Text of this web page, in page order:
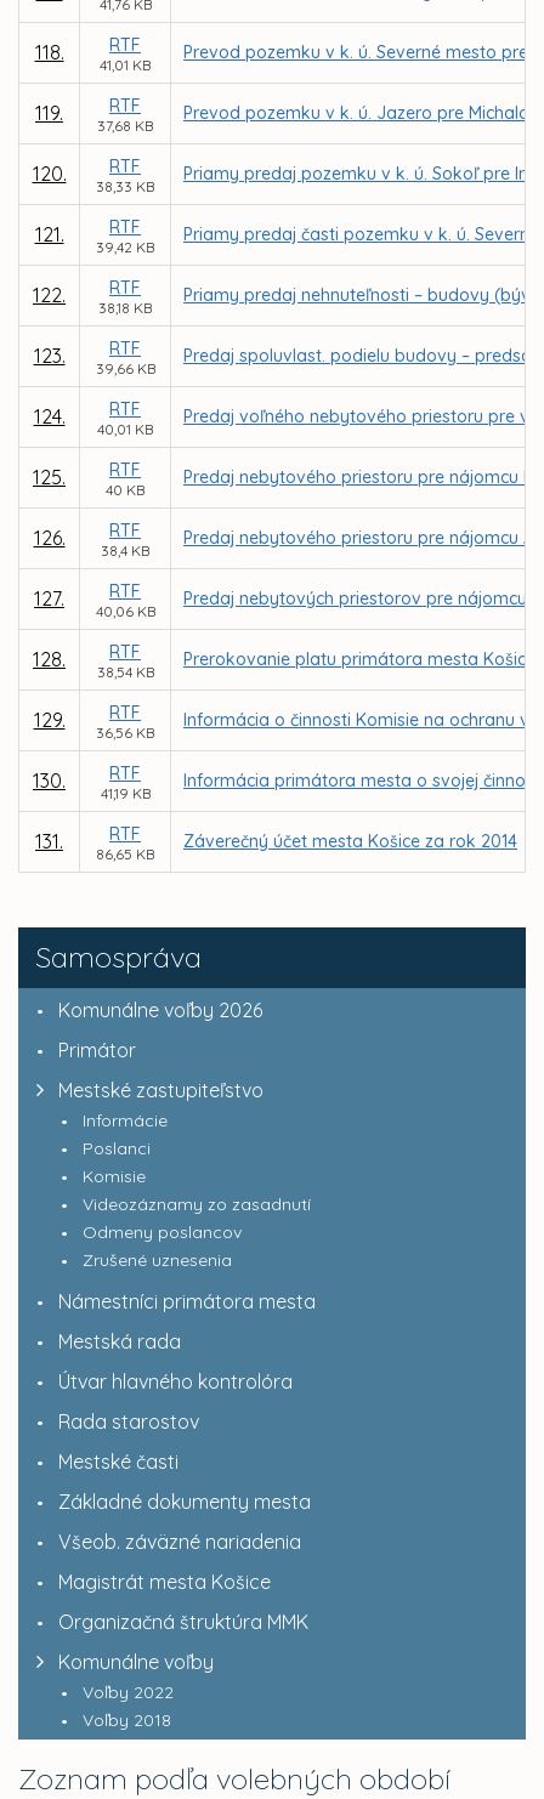
Samospráva
Komunálne voľby 2026
Primátor
Mestské zastupiteľstvo
Informácie
Poslanci
Komisie
Videozáznamy zo zasadnutí
Odmeny poslancov
Zrušené uznesenia
Námestníci primátora mesta
Mestská rada
Útvar hlavného kontrolóra
Rada starostov
Mestské časti
Základné dokumenty mesta
Všeob. záväzné nariadenia
Magistrát mesta Košice
Organizačná štruktúra MMK
Komunálne voľby
Voľby 2022
Voľby 2018
Zoznam podľa volebných období
41,76 KB
118. RTF
41,01 KB
Prevod pozemku v k. ú. Severné mesto pre
119. RTF
37,68 KB
Prevod pozemku v k. ú. Jazero pre Michala
120. RTF
38,33 KB
Priamy predaj pozemku v k. ú. Sokoľ pre
121. RTF
39,42 KB
Priamy predaj časti pozemku v k. ú.
122. RTF
38,18 KB
Priamy predaj nehnuteľnosti – budovy
123. RTF
39,66 KB
Predaj spoluvlast. podielu budovy –
124. RTF
40,01 KB
Predaj voľného nebytového priestoru pre
125. RTF
40 KB
Predaj nebytového priestoru pre nájomcu
126. RTF
38,4 KB
Predaj nebytového priestoru pre nájomcu A-
127. RTF
40,06 KB
Predaj nebytových priestorov pre nájomcu
128. RTF
38,54 KB
Prerokovanie platu primátora mesta Košice
129. RTF
36,56 KB
Informácia o činnosti Komisie na ochranu
130. RTF
41,19 KB
Informácia primátora mesta o svojej
131. RTF
86,65 KB
Záverečný účet mesta Košice za rok 2014